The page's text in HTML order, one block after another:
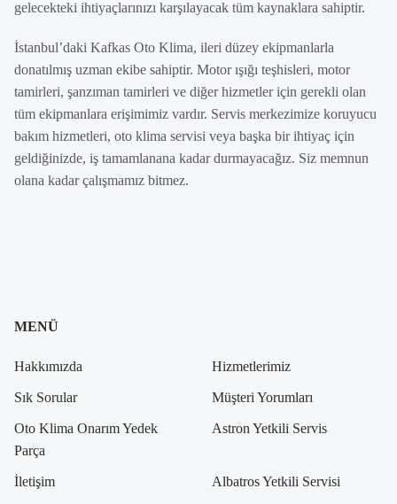
gelecekteki ihtiyaçlarınızı karşılayacak tüm kaynaklara sahiptir.
İstanbul’daki Kafkas Oto Klima, ileri düzey ekipmanlarla
donatılmış uzman ekibe sahiptir. Motor ışığı teşhisleri, motor
tamirleri, şanzıman tamirleri ve diğer hizmetler için gerekli olan
tüm ekipmanlara erişimimiz vardır. Servis merkezimize koruyucu
bakım hizmetleri, oto klima servisi veya başka bir ihtiyaç için
geldiğinizde, iş tamamlanana kadar durmayacağız. Siz memnun
olana kadar çalışmamız bitmez.
MENÜ
Hakkımızda Hizmetlerimiz
Sık Sorular Müşteri Yorumları
Oto Klima Onarım Yedek
Parça
Astron Yetkili Servis
İletişim Albatros Yetkili Servisi